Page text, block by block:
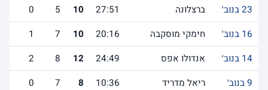
23 בנוב׳
ברצלונה 27:51
10
5
0
16 בנוב׳
חימקי מוסקבה 20:16
10
7
1
14 בנוב׳
אנדולו אפס 24:49
12
8
2
9 בנוב׳
ריאל מדריד 10:36
8
7
0